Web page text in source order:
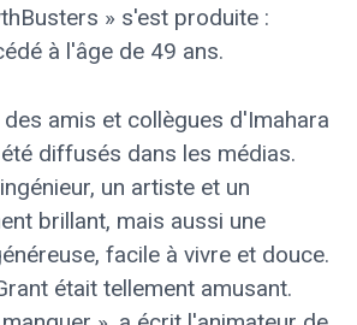
» s'est produite :
à l'âge de 49 ans.
amis et collègues d'Imahara
diffusés dans les médias.
un artiste et un
brillant, mais aussi une
facile à vivre et douce.
était tellement amusant.